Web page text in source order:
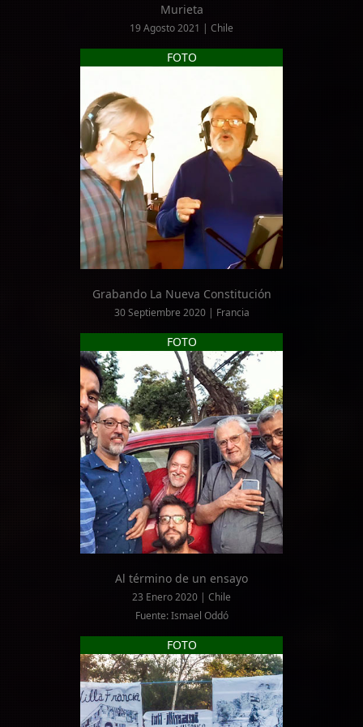
Murieta
19 Agosto 2021 | Chile
FOTO
Grabando La Nueva Constitución
30 Septiembre 2020 | Francia
FOTO
Al término de un ensayo
23 Enero 2020 | Chile
Fuente: Ismael Oddó
FOTO